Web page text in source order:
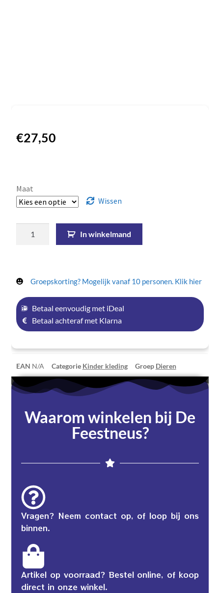
€27,50
Maat
Wissen
In winkelmand
Groepskorting? Mogelijk vanaf 10 personen. Klik hier
Betaal eenvoudig met iDeal
Betaal achteraf met Klarna
EAN N/A Categorie Kinder kleding Groep Dieren
Waarom winkelen bij De
Feestneus?
Vragen? Neem contact op, of loop bij ons
binnen.
Artikel op voorraad? Bestel online, of koop
direct in onze winkel.